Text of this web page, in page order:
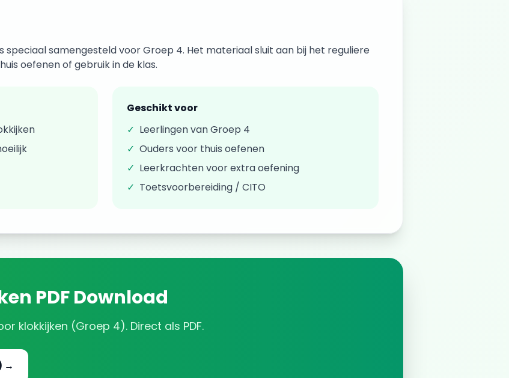
speciaal samengesteld voorGroep 4. Het materiaal sluit aan bij het reguliere
oefenen of gebruik in de klas.
Geschikt voor
✓ Leerlingen vanGroep 4
✓ Ouders voor thuis oefenen
✓ Leerkrachten voor extra oefening
✓ Toetsvoorbereiding / CITO
PDF Download
klokkijken (Groep 4). Direct als PDF.
→